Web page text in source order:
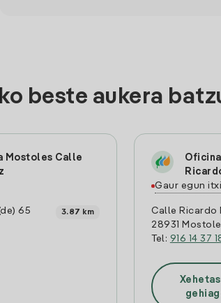
beste aukera
Mostoles Calle
65
3.87 km
Gaur egun
Calle Ricardo
28931
Tel: 916 14 37